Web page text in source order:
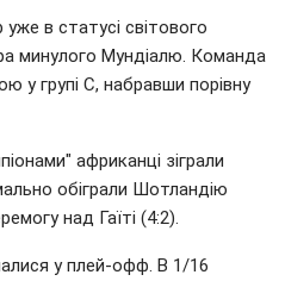
уже в статусі світового
минулого Мундіалю. Команда
у групі С, набравши порівну
африканці зіграли
обіграли Шотландію
над Гаїті (4:2).
у плей-офф. В 1/16